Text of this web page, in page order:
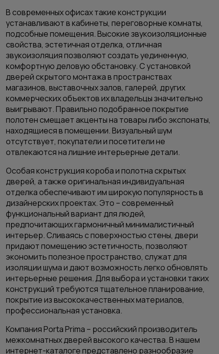
В современных офисах такие конструкции
устанавливают в кабинеты, переговорные комнаты,
подсобные помещения. Высокие звукоизоляционные
свойства, эстетичная отделка, отличная
звукоизоляция позволяют создать уединенную,
комфортную деловую обстановку. С установкой
дверей скрытого монтажа в пространствах
магазинов, выставочных залов, галерей, других
коммерческих объектов их владельцы значительно
выигрывают. Правильно подобранное покрытие
полотен смещает акценты на товары либо экспонаты,
находящиеся в помещении. Визуальный шум
отсутствует, покупатели и посетители не
отвлекаются на лишние интерьерные детали.
Особая конструкция короба и полотна скрытых
дверей, а также оригинальная индивидуальная
отделка обеспечивают им широкую популярность в
дизайнерских проектах. Это – современный
функциональный вариант для людей,
предпочитающих гармоничный минималистичный
интерьер. Сливаясь с поверхностью стены, двери
придают помещению эстетичность, позволяют
экономить полезное пространство, служат для
изоляции шума и дают возможность легко обновлять
интерьерные решения. Для выбора и установки таких
конструкций требуются тщательное планирование,
покрытие из высококачественных материалов,
профессиональная установка.
Компания Porta Prima – российский производитель
межкомнатных дверей высокого качества. В нашем
интернет-каталоге представлено разнообразие